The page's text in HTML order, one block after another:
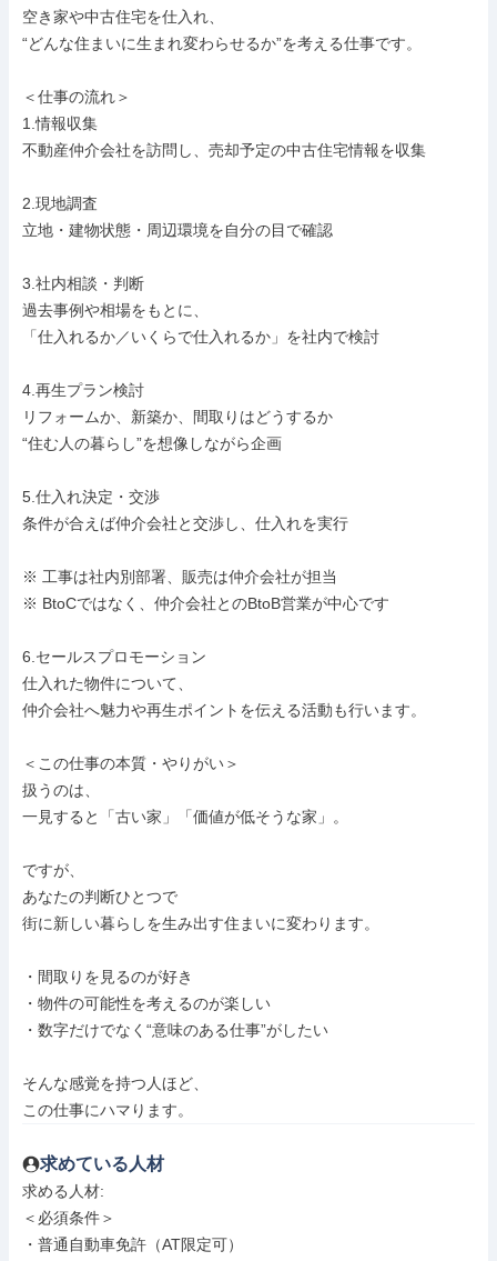
空き家や中古住宅を仕入れ、
“どんな住まいに生まれ変わらせるか”を考える仕事です。
＜仕事の流れ＞
1.情報収集
不動産仲介会社を訪問し、売却予定の中古住宅情報を収集
2.現地調査
立地・建物状態・周辺環境を自分の目で確認
3.社内相談・判断
過去事例や相場をもとに、
「仕入れるか／いくらで仕入れるか」を社内で検討
4.再生プラン検討
リフォームか、新築か、間取りはどうするか
“住む人の暮らし”を想像しながら企画
5.仕入れ決定・交渉
条件が合えば仲介会社と交渉し、仕入れを実行
※ 工事は社内別部署、販売は仲介会社が担当
※ BtoCではなく、仲介会社とのBtoB営業が中心です
6.セールスプロモーション
仕入れた物件について、
仲介会社へ魅力や再生ポイントを伝える活動も行います。
＜この仕事の本質・やりがい＞
扱うのは、
一見すると「古い家」「価値が低そうな家」。
ですが、
あなたの判断ひとつで
街に新しい暮らしを生み出す住まいに変わります。
・間取りを見るのが好き
・物件の可能性を考えるのが楽しい
・数字だけでなく“意味のある仕事”がしたい
そんな感覚を持つ人ほど、
この仕事にハマります。
求めている人材
求める人材:
＜必須条件＞
・普通自動車免許（AT限定可）